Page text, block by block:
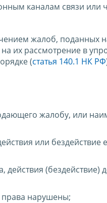
каналам связи или
жалоб, поданных
их рассмотрение в
(статья 140.1 НК РФ
жалобу, или
или бездействие
действия (бездействие)
права нарушены;